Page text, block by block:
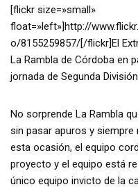
[flickr size=»small»
float=»left»]http://
o/8155259857/[/flickr]El
La Rambla de Córdoba en
jornada de Segunda
No sorprende La Rambla
sin pasar apuros y siempre
esta ocasión, el equipo
proyecto y el equipo está
único equipo invicto de la